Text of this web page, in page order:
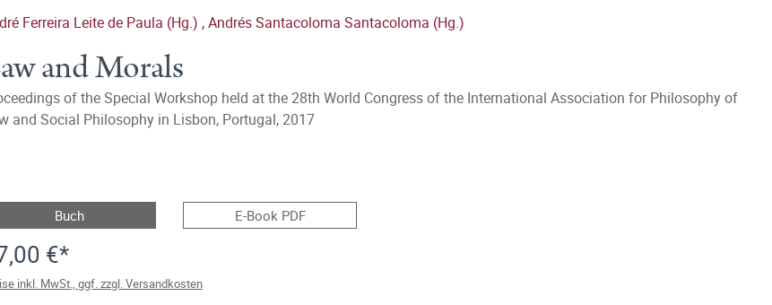
Ferreira Leite de Paula (Hg.) ,Andrés Santacoloma Santacoloma (Hg.)
and Morals
of the Special Workshop held at the 28th World Congress of the International Association for Philosophy of
and Social Philosophy in Lisbon, Portugal, 2017
Buch E-Book PDF
€*
inkl. MwSt., ggf. zzgl. Versandkosten